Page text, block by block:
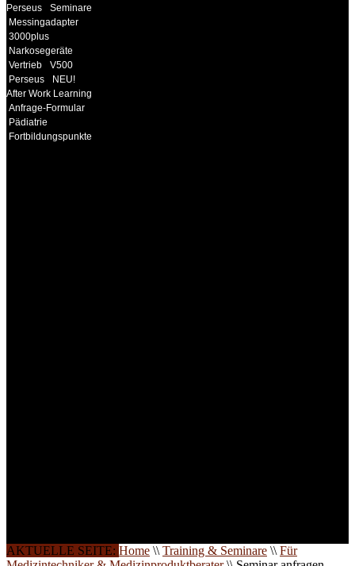
Perseus
Seminare
Messingadapter
3000plus
Narkosegeräte
Vertrieb
V500
Perseus
NEU!
After Work Learning
Anfrage-Formular
Pädiatrie
Fortbildungspunkte
AKTUELLE SEITE: Home \\ Training & Seminare \\ Für